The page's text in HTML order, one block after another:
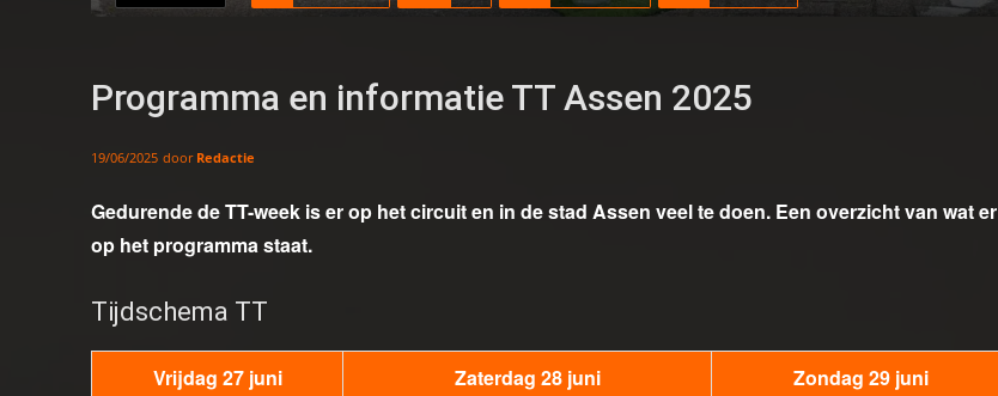
Programma en informatie TT Assen 2025
19/06/2025 door Redactie
Gedurende de TT-week is er op het circuit en in de stad Assen veel te doen. Een overzicht van wat er
op het programma staat.
Tijdschema TT
Vrijdag 27 juni Zaterdag 28 juni
Zondag 29 juni